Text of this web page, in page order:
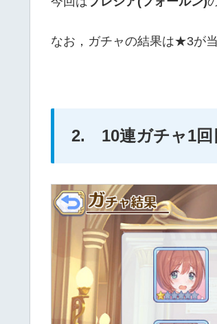
なお，ガチャの結果は★3が
2. 10連ガチャ1回